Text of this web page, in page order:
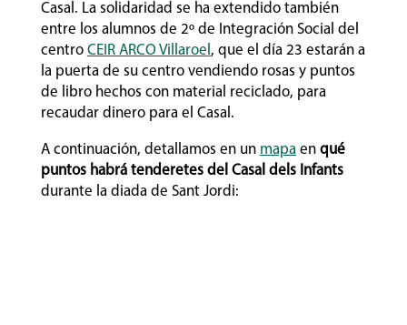
Casal. La solidaridad se ha extendido también
entre los alumnos de 2º de Integración Social del
centro CEIR ARCO Villaroel, que el día 23 estarán a
la puerta de su centro vendiendo rosas y puntos
de libro hechos con material reciclado, para
recaudar dinero para el Casal.
A continuación, detallamos en un mapaen qué
puntos habrá tenderetes del Casal dels Infants
durante la diada de Sant Jordi: